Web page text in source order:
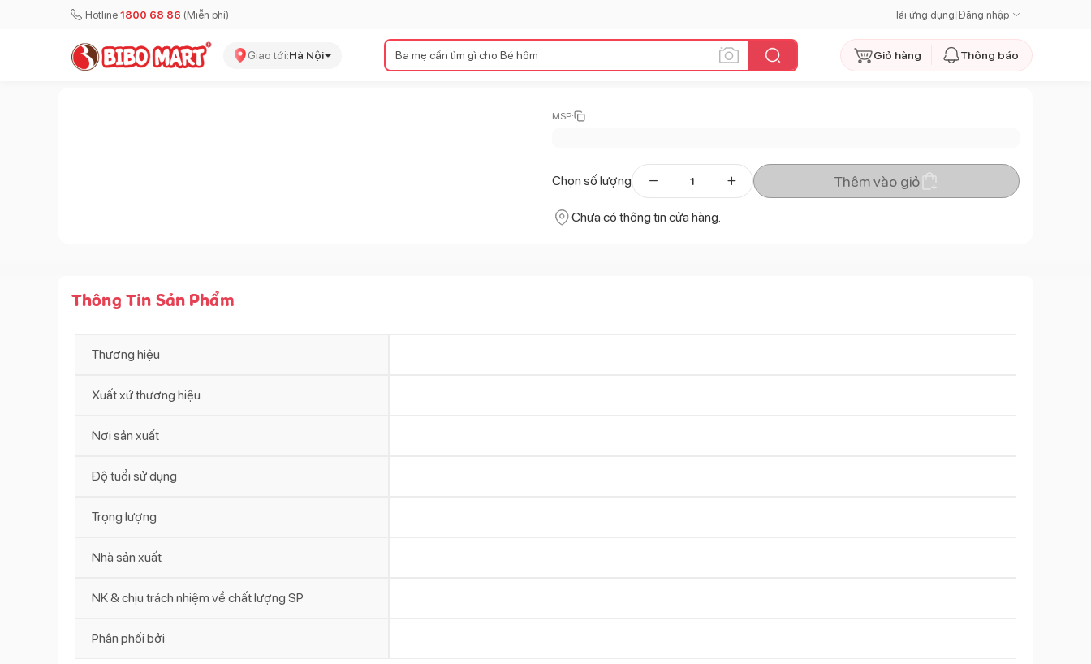
Hotline 1800 68 86 (Miễn phí) Tải ứng dụng Đăng nhập
Giao tới:Hà Nội Giỏ hàng Thông báo
MSP:
Chọn số lượng Thêm vào giỏ
Chưa có thông tin cửa hàng.
Thông Tin Sản Phẩm
Thương hiệu
Xuất xứ thương hiệu
Nơi sản xuất
Độ tuổi sử dụng
Trọng lượng
Nhà sản xuất
NK & chịu trách nhiệm về chất lượng SP
Phân phối bởi